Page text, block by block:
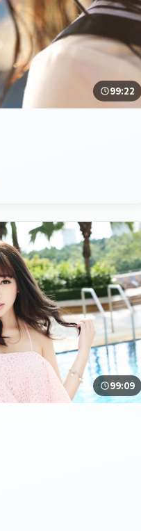
99:22
99:09